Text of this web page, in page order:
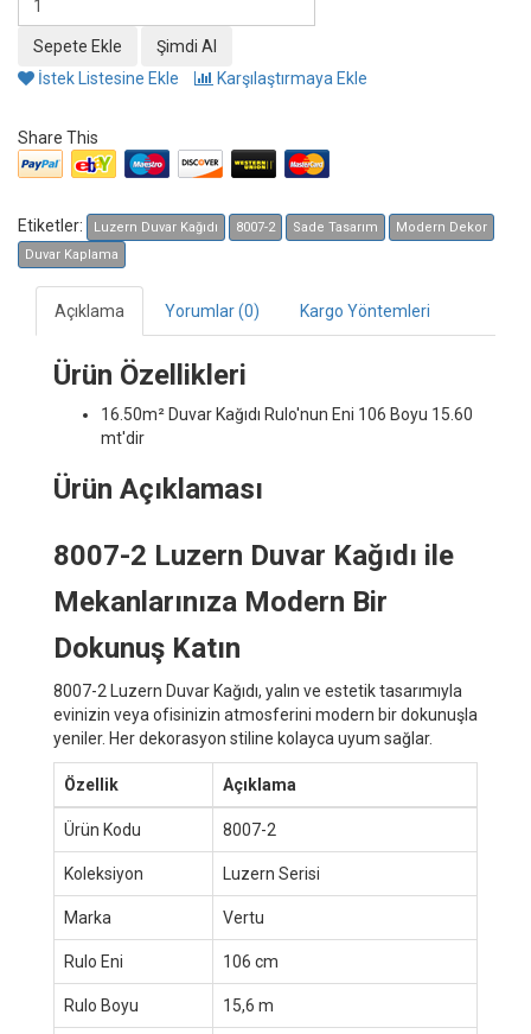
İstek Listesine Ekle Karşılaştırmaya Ekle
Share This
Etiketler: Luzern Duvar Kağıdı 8007-2 Sade Tasarım
Modern Dekor
Duvar Kaplama
Açıklama Yorumlar (0) Kargo Yöntemleri
Ürün Özellikleri
16.50m² Duvar Kağıdı Rulo'nun Eni 106 Boyu 15.60
mt'dir
Ürün Açıklaması
8007-2 Luzern Duvar Kağıdı ile
Mekanlarınıza Modern Bir
Dokunuş Katın
8007-2 Luzern Duvar Kağıdı, yalın ve estetik tasarımıyla
evinizin veya ofisinizin atmosferini modern bir dokunuşla
yeniler. Her dekorasyon stiline kolayca uyum sağlar.
Özellik Açıklama
Ürün Kodu 8007-2
Koleksiyon Luzern Serisi
Marka Vertu
Rulo Eni 106 cm
Rulo Boyu 15,6 m